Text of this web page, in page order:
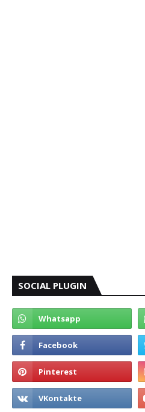
SOCIAL PLUGIN